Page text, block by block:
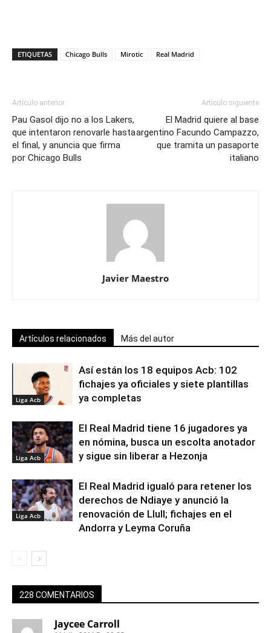
ETIQUETAS Chicago Bulls Mirotic Real Madrid
Artículo anterior
Pau Gasol dijo no a los Lakers,
que intentaron renovarle hasta
el final, y anuncia que firma
por Chicago Bulls
Artículo siguiente
El Madrid quiere al base
argentino Facundo Campazzo,
que tramita un pasaporte
italiano
Javier Maestro
Artículos relacionados Más del autor
Liga Acb
Así están los 18 equipos Acb: 102
fichajes ya oficiales y siete plantillas
ya completas
Liga Acb
El Real Madrid tiene 16 jugadores ya
en nómina, busca un escolta anotador
y sigue sin liberar a Hezonja
Liga Acb
El Real Madrid igualó para retener los
derechos de Ndiaye y anunció la
renovación de Llull; fichajes en el
Andorra y Leyma Coruña
228 COMENTARIOS
Jaycee Carroll